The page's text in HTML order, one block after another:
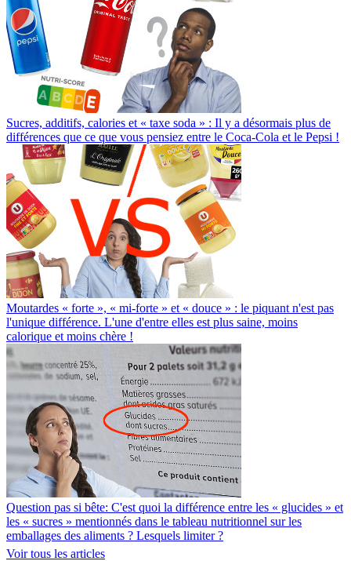
Sucres, additifs, calories et « taxe soda » : Il y a désormais plus de
différences que ce que vous pensiez entre le Coca-Cola et le Pepsi !
Moutardes « forte », « mi-forte » et « douce » : le piquant n'est pas
l'unique différence. L'une d'entre elles est plus saine, moins
calorique et moins chère !
Question pas si bête: C'est quoi la différence entre les « glucides » et
les « sucres » mentionnés dans le tableau nutritionnel sur les
emballages des aliments ? Lesquels limiter ?
Voir tous les articles